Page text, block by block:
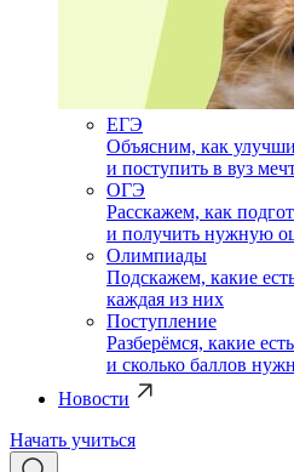
ЕГЭ
Объясним, как
и поступить в вуз
ОГЭ
Расскажем, как
и получить нужную
Олимпиады
Подскажем, какие
каждая из них
Поступление
Разберёмся, какие
и сколько баллов
Новости
Начать учиться